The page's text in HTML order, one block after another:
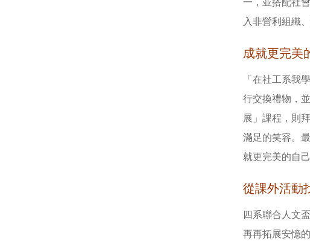
一，並搭配社
入非營利組織
成就更完美
「在社工系我
行交換禮物，
展」課程，則
滿足的笑容。
就更完美的自己
從課外活動
四系聯合人文
再再拓展安憶